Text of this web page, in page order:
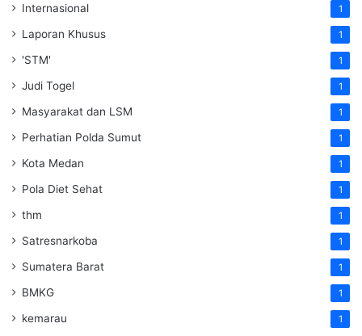
Internasional 1
Laporan Khusus 1
'STM' 1
Judi Togel 1
Masyarakat dan LSM 1
Perhatian Polda Sumut 1
Kota Medan 1
Pola Diet Sehat 1
thm 1
Satresnarkoba 1
Sumatera Barat 1
BMKG 1
kemarau 1